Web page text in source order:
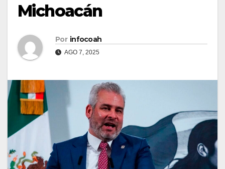
Michoacán
Por infocoah
AGO 7, 2025